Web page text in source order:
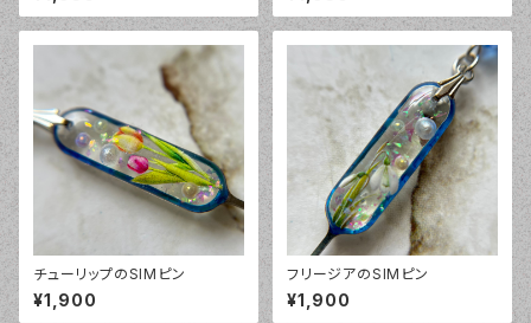
チューリップのSIMピン
¥1,900
フリージアのSIMピン
¥1,900